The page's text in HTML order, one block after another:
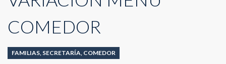
COMEDOR
FAMILIAS, SECRETARÍA, COMEDOR